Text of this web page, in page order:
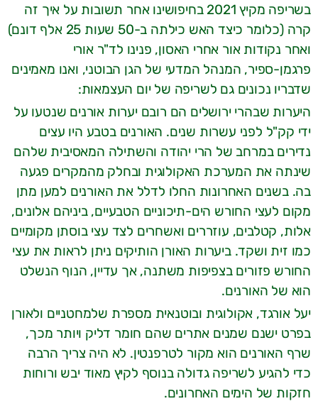
בשריפה מקיץ 2021 בחיפושינו אחר תשובות על איך זה
קרה (כלומר כיצד האש כילתה ב-50 שעות 25 אלף דונם)
ואחר נקודות אור אחרי האסון, פנינו לד"ר אורי
פרגמן-ספיר, המנהל המדעי של הגן הבוטני, ואנו מאמינים
שדבריו נכונים גם לשריפה של יום העצמאות:
היערות שבהרי ירושלים הם רובם יערות אורנים שנטעו על
ידי קק"ל לפני עשרות שנים. האורנים בטבע היו עצים
נדירים במרחב של הרי יהודה והשתילה המאסיבית שלהם
שינתה את המערכת האקולוגית ובחלק מהמקרים פגעה
בה. בשנים האחרונות החלו לדלל את האורנים למען מתן
מקום לעצי החורש הים-תיכוניים הטבעיים, ביניהם אלונים,
אלות, קטלבים, עוזררים ואשחרים לצד עצי בוסתן מקומיים
כמו זית ושקד. ביערות האורן הותיקים ניתן לראות את עצי
החורש פזורים בצפיפות משתנה, אך עדיין, הנוף הנשלט
הוא של האורנים.
יעל אורגד, אקולוגית ובוטנאית מספרת שלמחטניים ולאורן
בפרט ישנם שמנים אתרים שהם חומר דליק ויותר מכך,
שרף האורנים הוא מקור לטרפנטין. לא היה צריך הרבה
כדי להגיע לשריפה גדולה בנוסף לקיץ מאוד יבש ורוחות
חזקות של הימים האחרונים.